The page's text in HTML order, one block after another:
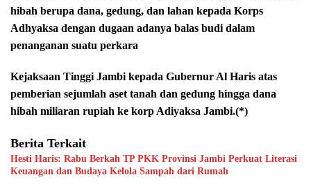
hibah berupa dana, gedung, dan lahan kepada Korps
Adhyaksa dengan dugaan adanya balas budi dalam
penanganan suatu perkara
Kejaksaan Tinggi Jambi kepada Gubernur Al Haris atas
pemberian sejumlah aset tanah dan gedung hingga dana
hibah miliaran rupiah ke korp Adiyaksa Jambi.(*)
Berita Terkait
Hesti Haris: Rabu Berkah TP PKK Provinsi Jambi Perkuat Literasi
Keuangan dan Budaya Kelola Sampah dari Rumah